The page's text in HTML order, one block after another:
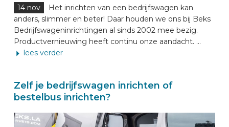
14 nov
Het inrichten van een bedrijfswagen kan
anders, slimmer en beter! Daar houden we ons bij Beks
Bedrijfswageninrichtingen al sinds 2002 mee bezig.
Productvernieuwing heeft continu onze aandacht. ...
lees verder
Zelf je bedrijfswagen inrichten of
bestelbus inrichten?